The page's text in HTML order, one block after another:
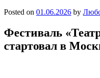
Posted on 01.06.2026 by
Фестиваль
стартовал в